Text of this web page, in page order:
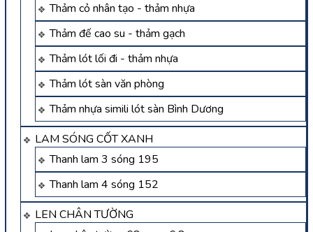
Thảm cỏ nhân tạo - thảm nhựa
Thảm đế cao su - thảm gạch
Thảm lót lối đi - thảm nhựa
Thảm lót sàn văn phòng
Thảm nhựa simili lót sàn Bình Dương
LAM SÓNG CỐT XANH
Thanh lam 3 sóng 195
Thanh lam 4 sóng 152
LEN CHÂN TƯỜNG